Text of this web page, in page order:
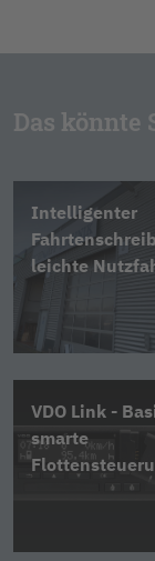
Das könnte
Intelligenter
leichte
VDO Link -
smarte